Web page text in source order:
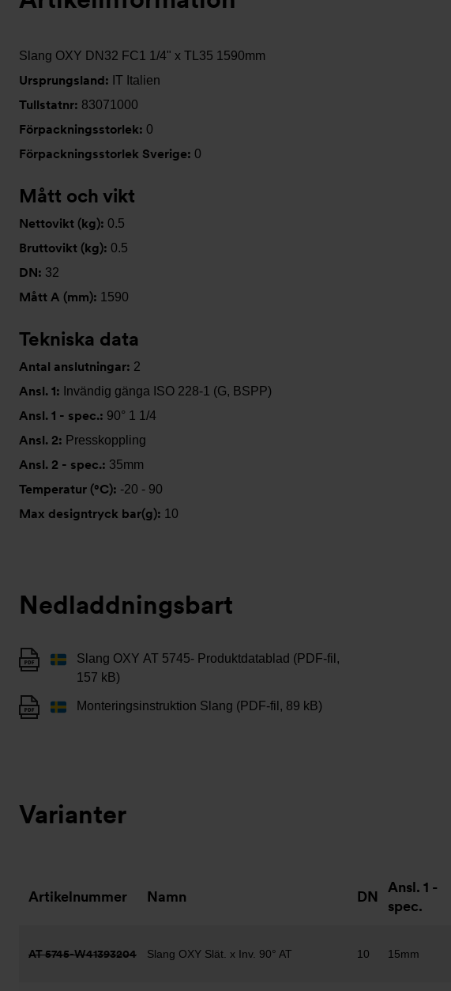
Slang OXY DN32 FC1 1/4" x TL35 1590mm
Ursprungsland: IT Italien
Tullstatnr: 83071000
Förpackningsstorlek: 0
Förpackningsstorlek Sverige: 0
Mått och vikt
Nettovikt (kg): 0.5
Bruttovikt (kg): 0.5
DN: 32
Mått A (mm): 1590
Tekniska data
Antal anslutningar: 2
Ansl. 1: Invändig gänga ISO 228-1 (G, BSPP)
Ansl. 1 - spec.: 90° 1 1/4
Ansl. 2: Presskoppling
Ansl. 2 - spec.: 35mm
Temperatur (°C): -20 - 90
Max designtryck bar(g): 10
Nedladdningsbart
Slang OXY AT 5745- Produktdatablad (PDF-fil,
157 kB)
Monteringsinstruktion Slang (PDF-fil, 89 kB)
Varianter
Artikelnummer Namn DN
Ansl. 1 -
spec.
AT 5745-W41393204 Slang OXY Slät. x Inv. 90° AT 10 15mm